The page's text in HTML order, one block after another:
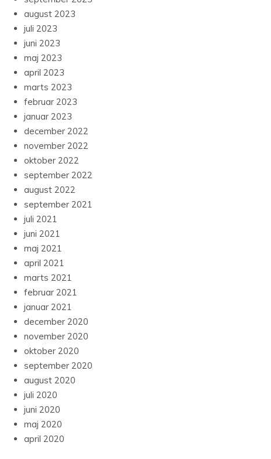
august 2023
juli 2023
juni 2023
maj 2023
april 2023
marts 2023
februar 2023
januar 2023
december 2022
november 2022
oktober 2022
september 2022
august 2022
september 2021
juli 2021
juni 2021
maj 2021
april 2021
marts 2021
februar 2021
januar 2021
december 2020
november 2020
oktober 2020
september 2020
august 2020
juli 2020
juni 2020
maj 2020
april 2020